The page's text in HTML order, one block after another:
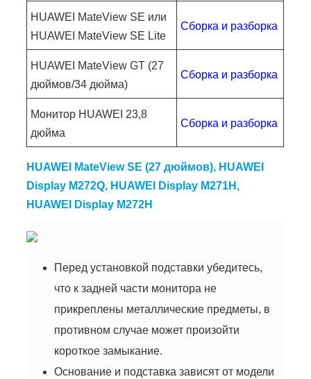
HUAWEI MateView SE или
HUAWEI MateView SE Lite
Сборка и разборка
HUAWEI MateView GT (27
дюймов/34 дюйма)
Сборка и разборка
Монитор HUAWEI 23,8
дюйма
Сборка и разборка
HUAWEI MateView SE (27 дюймов), HUAWEI
Display M272Q, HUAWEI Display M271H,
HUAWEI Display M272H
Перед установкой подставки убедитесь,
что к задней части монитора не
прикреплены металлические предметы, в
противном случае может произойти
короткое замыкание.
Основание и подставка зависят от модели